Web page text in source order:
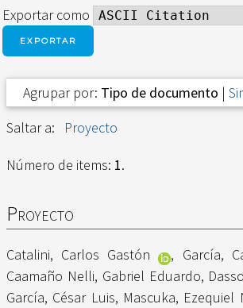
Exportar como
Agrupar por: Tipo de documento |
Saltar a:
Proyecto
Número de items: 1.
Proyecto
Catalini, Carlos Gastón , García,
Caamaño Nelli, Gabriel Eduardo,
García, César Luis, Mascuka, Ezequiel